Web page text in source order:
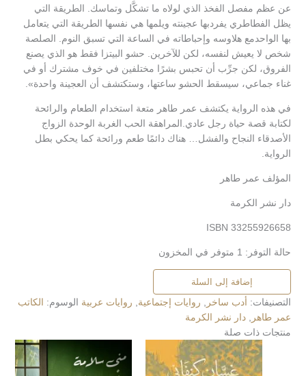
عن عظم مفصل الفخذ الذي لولاه ما تشكَّل وتماسك. الطريقة التي
يظل الفطاطري يفردبها عجينته ويلمها هي نفسها الطريقة التي يتعامل
بها الواحدمع هلاوسه وإحباطاته في الساعة التي تسبق النوم. الصلصة
شخص لا يعيش لنفسه، لكن للآخرين. حشو البيتزا فقط هو الذي يصنع
الفروق، لكن جرِّب أن تحبس بشرًا مختلفين في خوف مشترك أو في
غناء جماعي، سيسقط الحشو ساعتها، وستكتشف أن العجينة واحدة».
في هذه الرواية يكتشف عمر طاهر متعة استخدام الطعام والرائحة
لكتابة قصة حياة رجل عادي.المراهقة الحب الغربة الوحدة الزواج
الأصدقاء النجاح والفشل… هناك دائمًا طعم ورائحة كما يحكي بطل
الرواية.
المؤلف عمر طاهر
دار نشر الكرمة
ISBN 33255926658
حالة التوفر: 1 متوفر في المخزون
إضافة إلى السلة
التصنيفات: أدب ساخر , روايات إجتماعية, روايات عربية الوسوم: الكاتب
عمر طاهر , دار نشر الكرمة
منتجات ذات صلة